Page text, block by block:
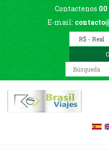
Contactenos 00
E-mail: